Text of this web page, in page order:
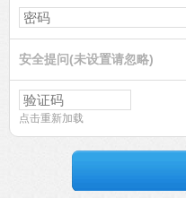
安全提问(未设置请忽略)
点击重新加载